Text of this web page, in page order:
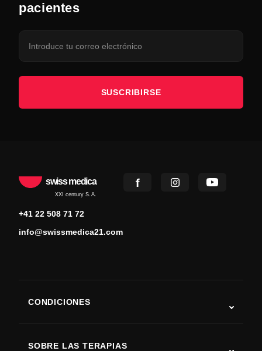
pacientes
SUSCRIBIRSE
swiss medica
XXI century S.A.
+41 22 508 71 72
info@swissmedica21.com
CONDICIONES
SOBRE LAS TERAPIAS